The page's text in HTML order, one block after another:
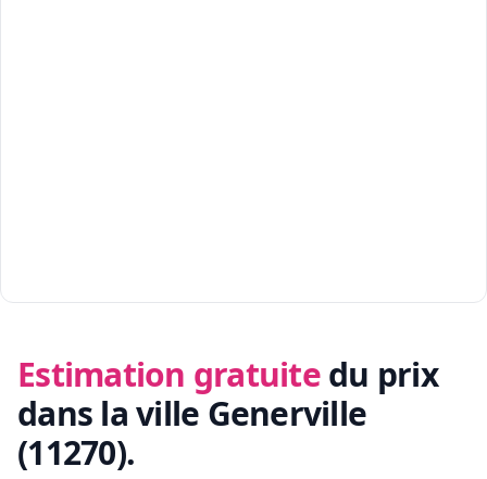
Estimation gratuite du prix
dans la ville Generville
(11270).